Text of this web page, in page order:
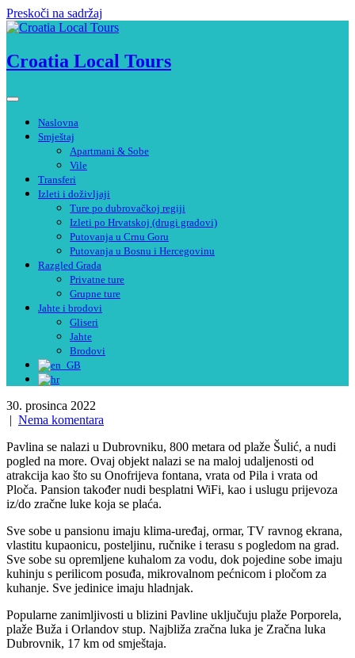
Preskoči na sadržaj
Croatia Local Tours
Naslovna
Smještaj
Apartmani & Sobe
Vile
Transferi
Izleti i doživljaji
Ture po dubrovačkoj regiji
Izleti po Hrvatskoj (drugi gradovi)
Putovanja u Crnu Goru
Putovanja u Bosnu i Hercegovinu
Razgled Grada
Privatne ture
Grupne ture
Jahte i brodovi
Gliseri
Jahte
Brodovi
30. prosinca 2022
| Nema komentara
Pavlina se nalazi u Dubrovniku, 800 metara od plaže Šulić, a nudi
pogled na more. Ovaj objekt nalazi se na maloj udaljenosti od
atrakcija kao što su Onofrijeva fontana, vrata od Pila i vrata od
Ploča. Pansion također nudi besplatni WiFi, kao i uslugu prijevoza
iz/do zračne luke koja se plaća.
Sve sobe u pansionu imaju klima-uređaj, ormar, TV ravnog ekrana,
vlastitu kupaonicu, posteljinu, ručnike i terasu s pogledom na grad.
Sve sobe su opremljene kuhalom za vodu, dok pojedine sobe imaju
kuhinju s perilicom posuđa, mikrovalnom pećnicom i pločom za
kuhanje. Sve jedinice imaju hladnjak.
Popularne zanimljivosti u blizini Pavline uključuju plaže Porporela,
plaže Buža i Orlandov stup. Najbliža zračna luka je Zračna luka
Dubrovnik, 17 km od smještaja.